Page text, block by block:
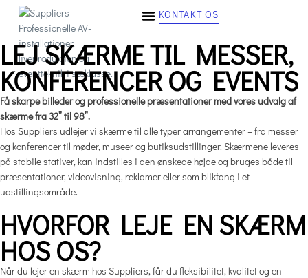
KONTAKT OS
LEJ SKÆRME TIL MESSER,
KONFERENCER OG EVENTS
Få skarpe billeder og professionelle præsentationer med vores udvalg af
skærme fra 32” til 98”.
Hos Suppliers udlejer vi skærme til alle typer arrangementer – fra messer
og konferencer til møder, museer og butiksudstillinger. Skærmene leveres
på stabile stativer, kan indstilles i den ønskede højde og bruges både til
præsentationer, videovisning, reklamer eller som blikfang i et
udstillingsområde.
HVORFOR LEJE EN SKÆRM
HOS OS?
Når du lejer en skærm hos Suppliers, får du fleksibilitet, kvalitet og en